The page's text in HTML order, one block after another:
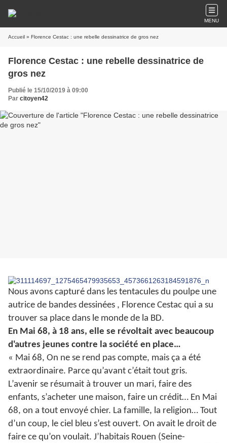
MENU
Accueil » Florence Cestac : une rebelle dessinatrice de gros nez
Florence Cestac : une rebelle dessinatrice de
gros nez
Publié le 15/10/2019 à 09:00
Par citoyen42
Nous avons capturé dans les tentacules du poulpe une
autrice de bandes dessinées , Florence Cestac qui a su
trouver sa place dans le monde de la BD.
En Mai 68, à 18 ans, elle se révoltait avec beaucoup
d'autres jeunes contre la société en place…
« Mai 68, On ne se rend pas compte, mais ça a été
extraordinaire. Parce qu’avant c’était tout gris.
L’avenir se résumait à trouver un mari, faire des
enfants, s’acheter une maison, faire un crédit… En Mai
68, on a tout envoyé chier. La famille, la religion… Tout
d’un coup, le ciel bleu s’est ouvert. On avait le droit de
faire ce qu’on voulait. J’habitais Rouen (Seine-